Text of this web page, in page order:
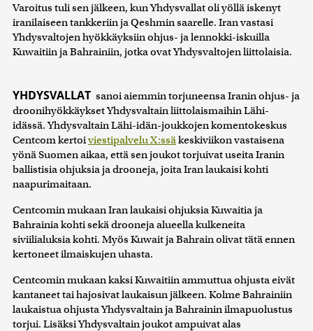
Varoitus tuli sen jälkeen, kun Yhdysvallat oli yöllä iskenyt
iranilaiseen tankkeriin ja Qeshmin saarelle. Iran vastasi
Yhdysvaltojen hyökkäyksiin ohjus- ja lennokki-iskuilla
Kuwaitiin ja Bahrainiin, jotka ovat Yhdysvaltojen liittolaisia.
YHDYSVALLAT sanoi aiemmin torjuneensa Iranin ohjus- ja
droonihyökkäykset Yhdysvaltain liittolaismaihin Lähi-
idässä. Yhdysvaltain Lähi-idän-joukkojen komentokeskus
Centcom kertoiviestipalvelu X:ssäkeskiviikon vastaisena
yönä Suomen aikaa, että sen joukot torjuivat useita Iranin
ballistisia ohjuksia ja drooneja, joita Iran laukaisi kohti
naapurimaitaan.
Centcomin mukaan Iran laukaisi ohjuksia Kuwaitia ja
Bahrainia kohti sekä drooneja alueella kulkeneita
siviilialuksia kohti. Myös Kuwait ja Bahrain olivat tätä ennen
kertoneet ilmaiskujen uhasta.
Centcomin mukaan kaksi Kuwaitiin ammuttua ohjusta eivät
kantaneet tai hajosivat laukaisun jälkeen. Kolme Bahrainiin
laukaistua ohjusta Yhdysvaltain ja Bahrainin ilmapuolustus
torjui. Lisäksi Yhdysvaltain joukot ampuivat alas